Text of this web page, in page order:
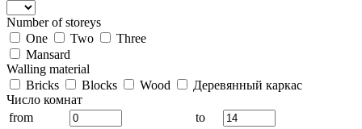
Number of storeys
One
Two
Three
Mansard
Walling material
Bricks
Blocks Wood
Деревянный каркас
Число комнат
from
to